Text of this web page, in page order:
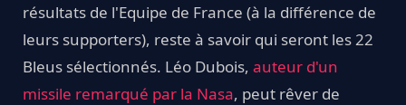
résultats de l'Equipe de France (à la différence de
leurs supporters), reste à savoir qui seront les 22
Bleus sélectionnés. Léo Dubois, auteur d'un
missile remarqué par la Nasa, peut rêver de